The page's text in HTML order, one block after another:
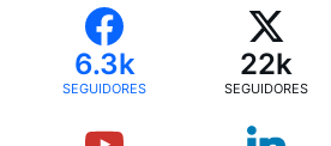
6.3k
SEGUIDORES
22k
SEGUIDORES